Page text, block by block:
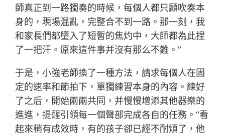
師真正到一路獨奏的時候，每個人都只顧吹奏本
身的，現場混亂，完整合不到一路。那一刻，我
和家長們都墮入了短暫的焦灼中，大師都為此捏
了一把汗。原來這件事并沒有那么不難。”
于是，小強老師換了一種方法，請求每個人在固
定的速率和節拍下，單獨練習本身的內容。練好
了之后，開始兩兩共同，并慢慢增添其他器樂的
進進，提醒引領每一個聲部完成各自的任務。“看
起來稍有成效時，有的孩子卻已經不耐煩了，他